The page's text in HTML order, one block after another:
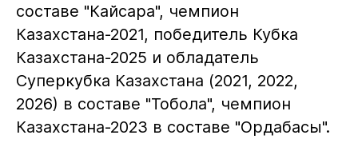
составе "Кайсара", чемпион
Казахстана-2021, победитель Кубка
Казахстана-2025 и обладатель
Суперкубка Казахстана (2021, 2022,
2026) в составе "Тобола", чемпион
Казахстана-2023 в составе "Ордабасы".